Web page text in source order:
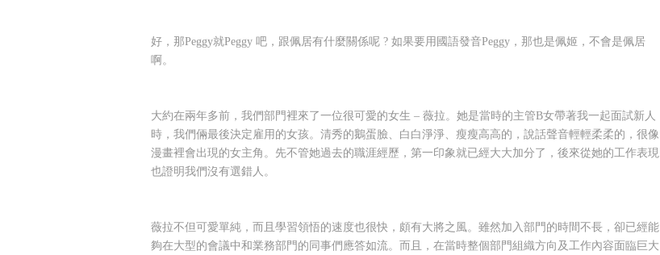
好，那Peggy就Peggy 吧，跟佩居有什麼關係呢 ? 如果要用國語發音Peggy，那也是佩姬，不會是佩居
啊。
大約在兩年多前，我們部門裡來了一位很可愛的女生­ – 薇拉。她是當時的主管B女帶著我一起面試新人
時，我們倆最後決定雇用的女孩。清秀的鵝蛋臉、白白淨淨、瘦瘦高高的，說話聲音輕輕柔柔的，很像
漫畫裡會出現的女主角。先不管她過去的職涯經歷，第一印象就已經大大加分了，後來從她的工作表現
也證明我們沒有選錯人。
薇拉不但可愛單純，而且學習領悟的速度也很快，頗有大將之風。雖然加入部門的時間不長，卻已經能
夠在大型的會議中和業務部門的同事們應答如流。而且，在當時整個部門組織方向及工作內容面臨巨大